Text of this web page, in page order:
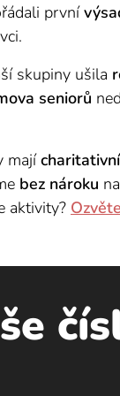
první
skupiny ušila
seniorů
majícharitativní
bez nároku na
aktivity?